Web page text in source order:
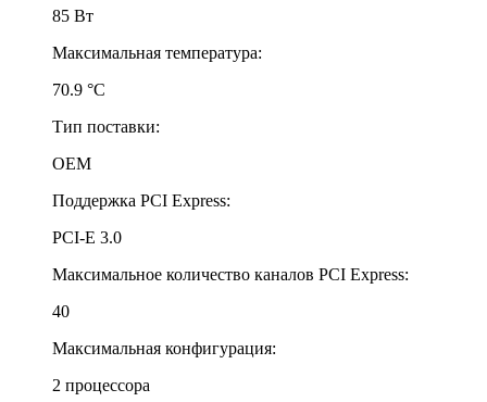
85 Вт
Максимальная температура:
70.9 °С
Тип поставки:
OEM
Поддержка PCI Express:
PCI-E 3.0
Максимальное количество каналов PCI Express:
40
Максимальная конфигурация:
2 процессора